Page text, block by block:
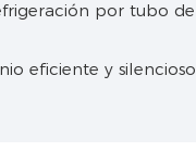
eficiente y silencioso